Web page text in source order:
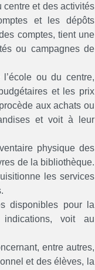
centre et des activités
et les dépôts
comptes, tient une
ou campagnes de
ou du centre,
et les prix
aux achats ou
et voit à leur
physique des
de la bibliothèque.
les services
disponibles pour la
voit au
entre autres,
et des élèves, la